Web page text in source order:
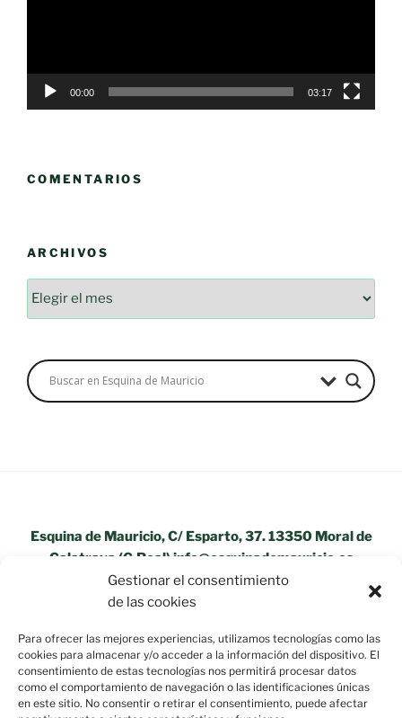
Gestionar el consentimiento
de las cookies
Para ofrecer las mejores experiencias, utilizamos tecnologías como las
cookies para almacenar y/o acceder a la información del dispositivo. El
consentimiento de estas tecnologías nos permitirá procesar datos
como el comportamiento de navegación o las identificaciones únicas
en este sitio. No consentir o retirar el consentimiento, puede afectar
00:00 03:17
COMENTARIOS
ARCHIVOS
Esquina de Mauricio, C/ Esparto, 37. 13350 Moral de
Calatrava (C.Real) info@esquinademauricio.es
«Aviso Legal»